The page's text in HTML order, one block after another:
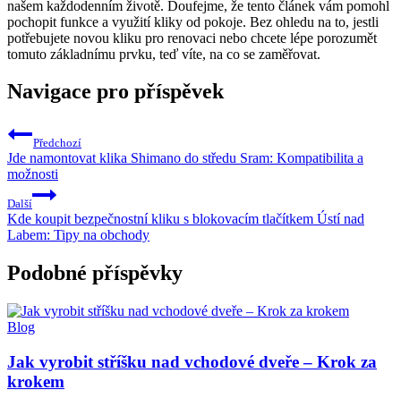
‍našem​ každodenním životě. ​Doufejme, že tento článek vám ⁢pomohl
pochopit funkce a využití ‌kliky od pokoje. Bez ohledu na to, jestli
potřebujete novou ⁢kliku pro ​renovaci nebo chcete lépe porozumět
tomuto základnímu prvku, teď víte,⁢ na co se zaměřovat.
Navigace pro příspěvek
Předchozí
Jde namontovat klika Shimano do středu Sram: Kompatibilita a
možnosti
Další
Kde koupit bezpečnostní kliku s blokovacím tlačítkem Ústí nad
Labem: Tipy na obchody
Podobné příspěvky
Blog
Jak vyrobit stříšku nad vchodové dveře – Krok za
krokem